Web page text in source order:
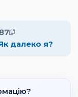
далеко я?